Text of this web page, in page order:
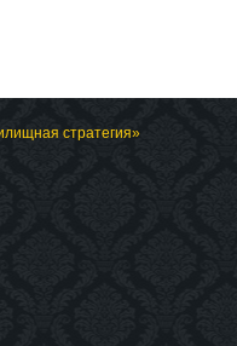
стратегия»